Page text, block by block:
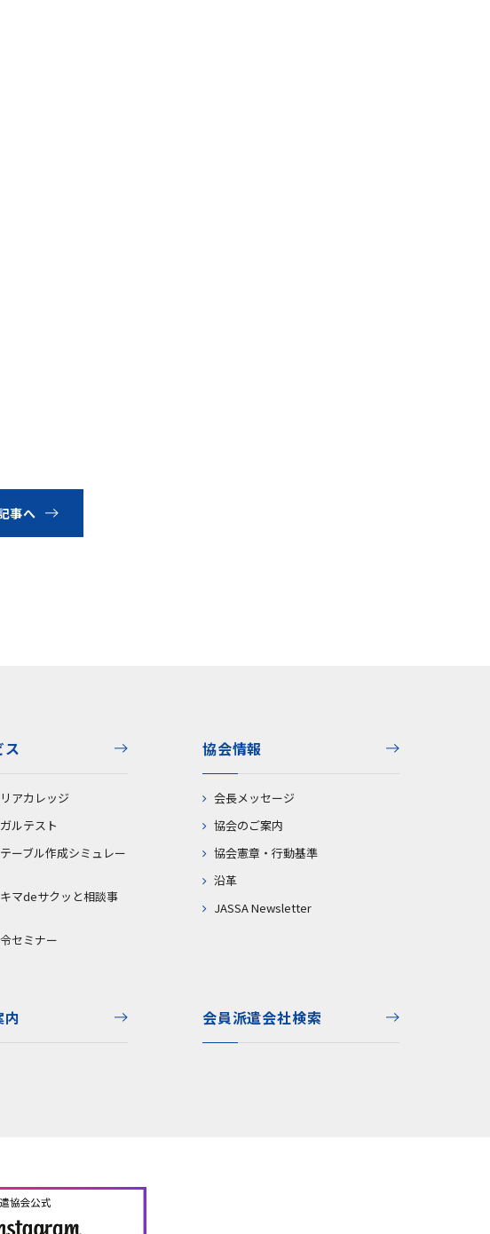
事へ
ス
アカレッジ
ルテスト
ーブル作成シミュレー
キマdeサクッと相談事
セミナー
協会情報
会長メッセージ
協会のご案内
協会憲章・行動基準
沿革
JASSA Newsletter
会員派遣会社検索